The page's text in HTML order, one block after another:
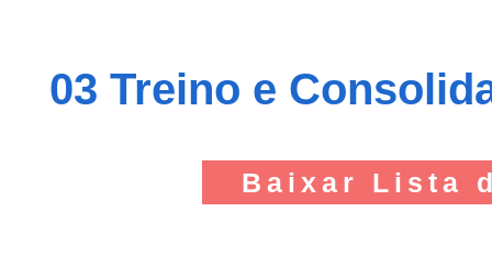
03 Treino e
Baixar Lista